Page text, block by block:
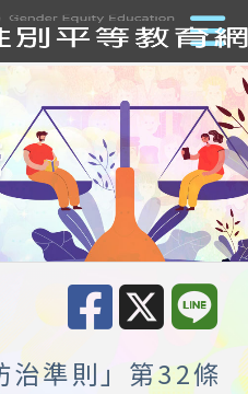
治準則」第32條